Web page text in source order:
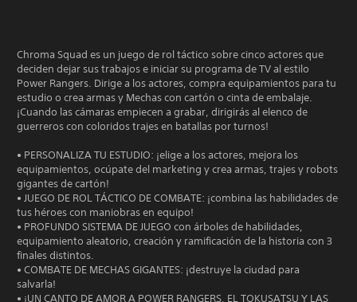
Chroma Squad es un juego de rol táctico sobre cinco actores que
deciden dejar sus trabajos e iniciar su programa de TV al estilo
Power Rangers. Dirige a los actores, compra equipamientos para tu
estudio o crea armas y Mechas con cartón o cinta de embalaje.
¡Cuando las cámaras empiecen a grabar, dirigirás al elenco de
guerreros con coloridos trajes en batallas por turnos!
• PERSONALIZA TU ESTUDIO: ¡elige a los actores, mejora los
equipamientos, ocúpate del marketing y crea armas, trajes y robots
gigantes de cartón!
• JUEGO DE ROL TÁCTICO DE COMBATE: ¡combina las habilidades de
tus héroes con maniobras en equipo!
• PROFUNDO SISTEMA DE JUEGO con árboles de habilidades,
equipamiento aleatorio, creación y ramificación de la historia con 3
finales distintos.
• COMBATE DE MECHAS GIGANTES: ¡destruye la ciudad para
salvarla!
• ¡UN CANTO DE AMOR A POWER RANGERS, EL TOKUSATSU Y LAS